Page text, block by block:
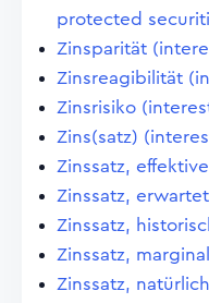
protected
Zinsparität
Zinsreagibilität
Zinsrisiko
Zins(satz)
Zinssatz,
Zinssatz,
Zinssatz,
Zinssatz,
Zinssatz,